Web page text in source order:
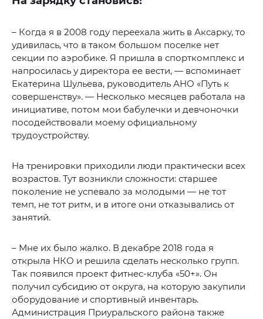
– Когда я в 2008 году переехала жить в Аксарку, то
удивилась, что в таком большом поселке нет
секции по аэробике. Я пришла в спорткомплекс и
напросилась у директора ее вести, — вспоминает
Екатерина Шульева, руководитель АНО «Путь к
совершенству». — Несколько месяцев работала на
инициативе, потом мои бабулечки и девчоночки
посодействовали моему официальному
трудоустройству.
На тренировки приходили люди практически всех
возрастов. Тут возникли сложности: старшее
поколение не успевало за молодыми — не тот
темп, не тот ритм, и в итоге они отказывались от
занятий.
– Мне их было жалко. В декабре 2018 года я
открыла НКО и решила сделать несколько групп.
Так появился проект фитнес-клуба «50+». Он
получил субсидию от округа, на которую закупили
оборудование и спортивный инвентарь.
Администрация Приуральского района также